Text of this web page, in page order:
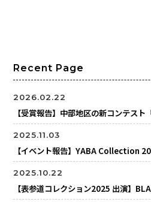
Recent Page
2026.02.22
【受賞報告】中部地区の新コンテス
2025.11.03
【イベント報告】YABA Collection
2025.10.22
【表参道コレクション2025 出演】